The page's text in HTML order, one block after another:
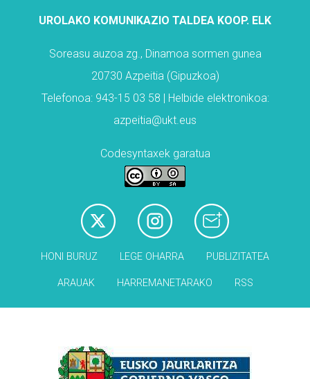
UROLAKO KOMUNIKAZIO TALDEA KOOP. ELK
Soreasu auzoa zg., Dinamoa sormen gunea
20730 Azpeitia (Gipuzkoa)
Telefonoa: 943-15 03 58 | Helbide elektronikoa:
azpeitia@ukt.eus
Codesyntaxek garatua
HONI BURUZ LEGE OHARRA PUBLIZITATEA
ARAUAK HARREMANETARAKO RSS